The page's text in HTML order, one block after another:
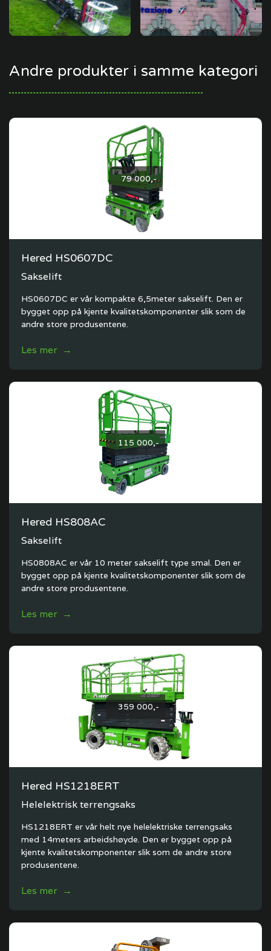
Andre produkter i samme kategori
79 000,-
Hered HS0607DC
Sakselift
HS0607DC er vår kompakte 6,5meter sakselift. Den er
bygget opp på kjente kvalitetskomponenter slik som de
andre store produsentene.
Les mer →
115 000,-
Hered HS808AC
Sakselift
HS0808AC er vår 10 meter sakselift type smal. Den er
bygget opp på kjente kvalitetskomponenter slik som de
andre store produsentene.
Les mer →
359 000,-
Hered HS1218ERT
Helelektrisk terrengsaks
HS1218ERT er vår helt nye helelektriske terrengsaks
med 14meters arbeidshøyde. Den er bygget opp på
kjente kvalitetskomponenter slik som de andre store
produsentene.
Les mer →